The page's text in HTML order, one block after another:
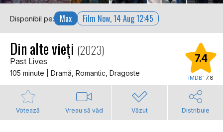
Disponibil pe: Max Film Now, 14 Aug 12:45
Din alte vieți (2023)
Past Lives
105 minute | Dramă, Romantic, Dragoste
7.4
IMDB: 7.8
Votează Vreau să văd Văzut Distribuie